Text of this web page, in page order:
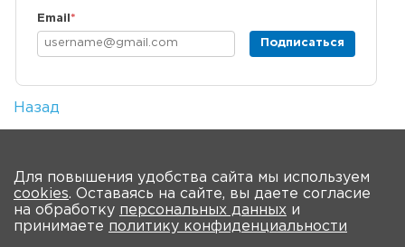
Email *
Подписаться
Назад
Для повышения удобства сайта мы используем
cookies. Оставаясь на сайте, вы даете согласие
на обработку персональных данных и
принимаете политику конфиденциальности